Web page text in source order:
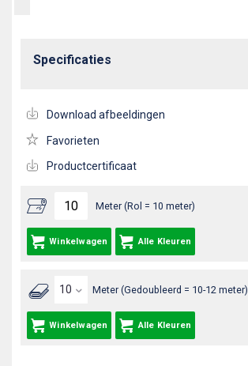
Meter (Rol = 10 meter)
Winkelwagen Alle Kleuren
Meter (Gedoubleerd = 10-12 meter)
Winkelwagen Alle Kleuren
Specificaties
Download afbeeldingen
Favorieten
Productcertificaat